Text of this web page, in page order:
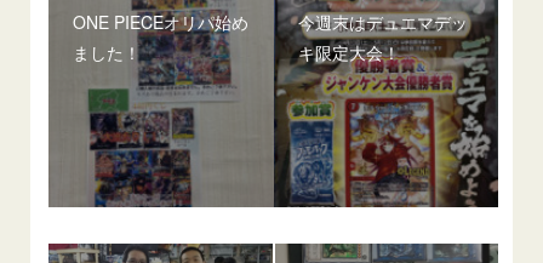
ONE PIECEオリパ始め
ました！
今週末はデュエマデッ
キ限定大会！